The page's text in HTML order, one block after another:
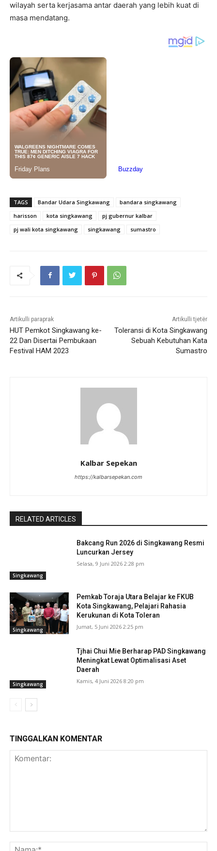
wilayah serta kerjasama antar daerah yang lebih kuat di
masa mendatang.
TAGS Bandar Udara Singkawang
bandara singkawang
harisson
kota singkawang
pj gubernur kalbar
pj wali kota singkawang
singkawang sumastro
Artikulli paraprak
HUT Pemkot Singkawang ke-
22 Dan Disertai Pembukaan
Festival HAM 2023
Artikulli tjetër
Toleransi di Kota Singkawang
Sebuah Kebutuhan Kata
Sumastro
Kalbar Sepekan
https://kalbarsepekan.com
RELATED ARTICLES
Singkawang
Bakcang Run 2026 di Singkawang Resmi
Luncurkan Jersey
Selasa, 9 Juni 2026 2:28 pm
Singkawang
Pemkab Toraja Utara Belajar ke FKUB
Kota Singkawang, Pelajari Rahasia
Kerukunan di Kota Toleran
Jumat, 5 Juni 2026 2:25 pm
Singkawang
Tjhai Chui Mie Berharap PAD Singkawang
Meningkat Lewat Optimalisasi Aset
Daerah
Kamis, 4 Juni 2026 8:20 pm
TINGGALKAN KOMENTAR